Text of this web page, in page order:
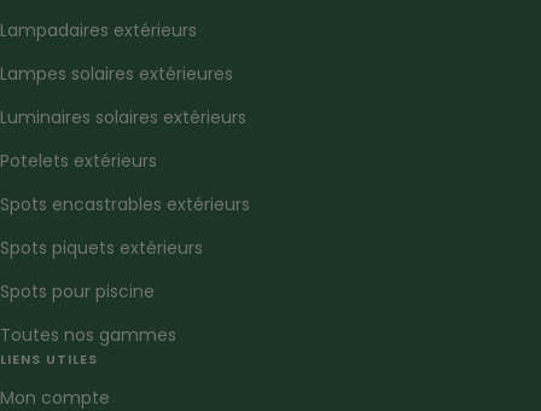
Lampadaires extérieurs
Lampes solaires extérieures
Luminaires solaires extérieurs
Potelets extérieurs
Spots encastrables extérieurs
Spots piquets extérieurs
Spots pour piscine
Toutes nos gammes
LIENS UTILES
Mon compte